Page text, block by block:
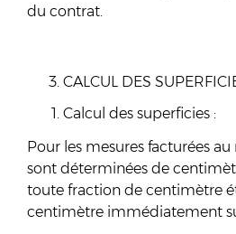
du contrat.
CALCUL DES
Calcul des superficies :
Pour les mesures facturées
sont déterminées de
toute fraction de centimètre
centimètre immédiatement